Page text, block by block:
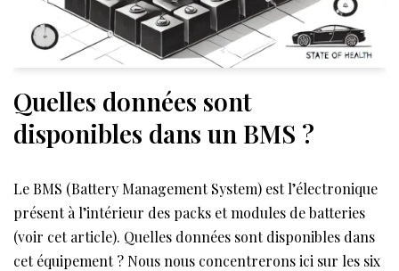
Quelles données sont
disponibles dans un BMS ?
Le BMS (Battery Management System) est l’électronique
présent à l’intérieur des packs et modules de batteries
(voir cet article). Quelles données sont disponibles dans
cet équipement ? Nous nous concentrerons ici sur les six